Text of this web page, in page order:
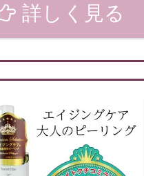
詳しく見る